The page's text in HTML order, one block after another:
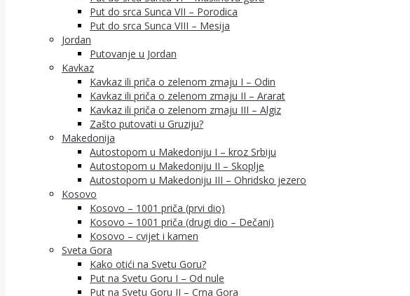
Put do srca Sunca VII – Porodica
Put do srca Sunca VIII – Mesija
Jordan
Putovanje u Jordan
Kavkaz
Kavkaz ili priča o zelenom zmaju I – Odin
Kavkaz ili priča o zelenom zmaju II – Ararat
Kavkaz ili priča o zelenom zmaju III – Algiz
Zašto putovati u Gruziju?
Makedonija
Autostopom u Makedoniju I – kroz Srbiju
Autostopom u Makedoniju II – Skoplje
Autostopom u Makedoniju III – Ohridsko jezero
Kosovo
Kosovo – 1001 priča (prvi dio)
Kosovo – 1001 priča (drugi dio – Dečani)
Kosovo – cvijet i kamen
Sveta Gora
Kako otići na Svetu Goru?
Put na Svetu Goru I – Od nule
Put na Svetu Goru II – Crna Gora